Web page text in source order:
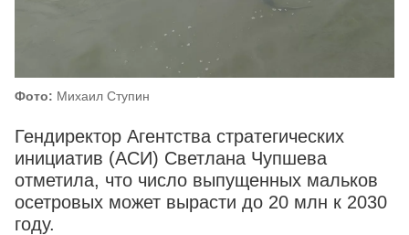
Фото: Михаил Ступин
Гендиректор Агентства стратегических
инициатив (АСИ) Светлана Чупшева
отметила, что число выпущенных мальков
осетровых может вырасти до 20 млн к 2030
году.